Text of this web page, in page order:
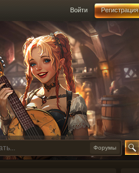
Войти Регистрация
Форумы